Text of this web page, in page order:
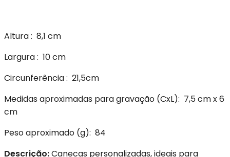
Altura: 8,1 cm
Largura: 10 cm
Circunferência: 21,5cm
Medidas aproximadas para gravação (CxL): 7,5 cm x 6
cm
Peso aproximado (g): 84
Descrição:Canecas personalizadas, ideais para